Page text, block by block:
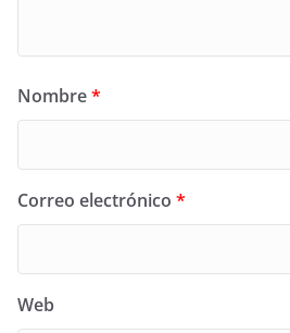
Nombre*
Correo electrónico *
Web